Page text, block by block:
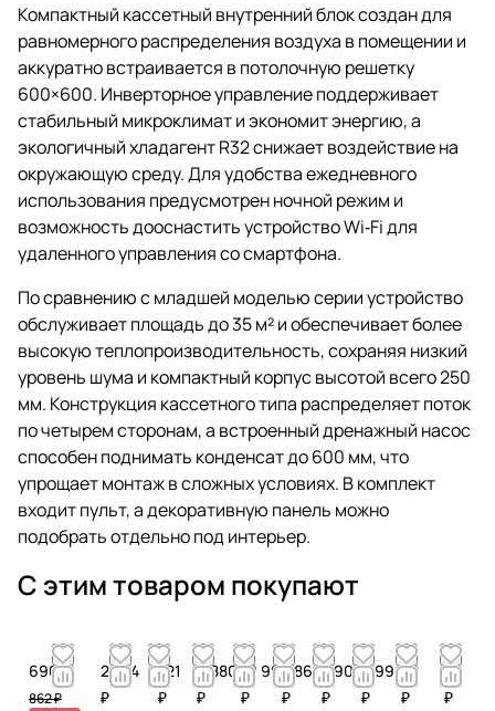
Компактный кассетный внутренний блок создан для
равномерного распределения воздуха в помещении и
аккуратно встраивается в потолочную решетку
600×600. Инверторное управление поддерживает
стабильный микроклимат и экономит энергию, а
экологичный хладагент R32 снижает воздействие на
окружающую среду. Для удобства ежедневного
использования предусмотрен ночной режим и
возможность дооснастить устройство Wi‑Fi для
удаленного управления со смартфона.
По сравнению с младшей моделью серии устройство
обслуживает площадь до 35 м² и обеспечивает более
высокую теплопроизводительность, сохраняя низкий
уровень шума и компактный корпус высотой всего 250
мм. Конструкция кассетного типа распределяет поток
по четырем сторонам, а встроенный дренажный насос
способен поднимать конденсат до 600 мм, что
упрощает монтаж в сложных условиях. В комплект
входит пульт, а декоративную панель можно
подобрать отдельно под интерьер.
С этим товаром покупают
690 ₽
862 ₽
2 524
₽
721
₽
6 880
₽
10 993
₽
4 866
₽
2 905
₽
6 996
₽
52
₽
44
₽